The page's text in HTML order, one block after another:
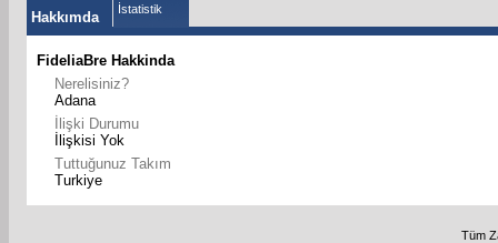
Hakkımda İstatistik
FideliaBre Hakkinda
Nerelisiniz?
Adana
İlişki Durumu
İlişkisi Yok
Tuttuğunuz Takım
Turkiye
Tüm